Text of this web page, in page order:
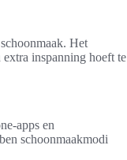
Het
inspanning hoeft te
apps en
schoonmaakmodi